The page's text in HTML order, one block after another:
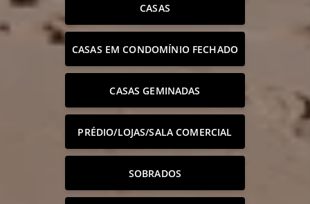
CASAS
CASAS EM CONDOMÍNIO FECHADO
CASAS GEMINADAS
PRÉDIO/LOJAS/SALA COMERCIAL
SOBRADOS